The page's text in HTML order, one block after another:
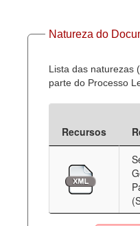
Natureza do
Lista das naturezas
parte do Processo
Recursos